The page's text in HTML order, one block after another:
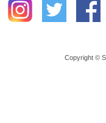
Copyright ©